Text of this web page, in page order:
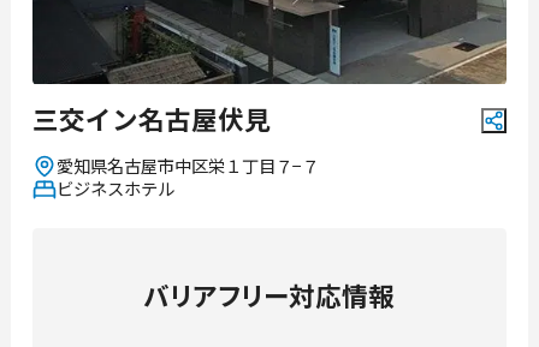
三交イン名古屋伏見
愛知県名古屋市中区栄１丁目７−７
ビジネスホテル
バリアフリー対応情報